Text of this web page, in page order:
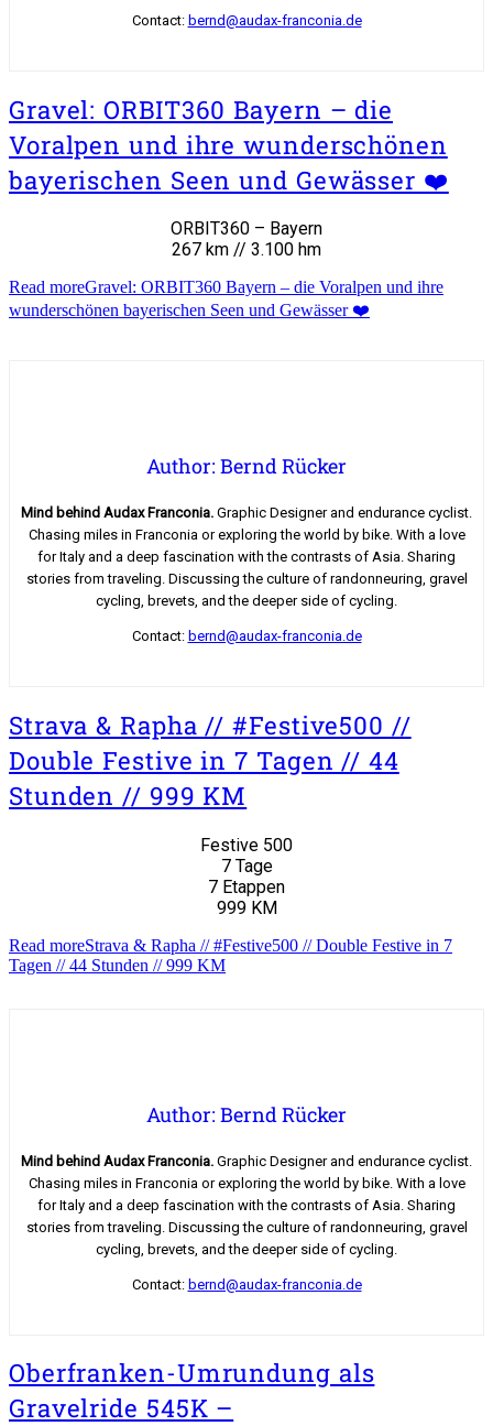
Contact: bernd@audax-franconia.de
Gravel: ORBIT360 Bayern – die
Voralpen und ihre wunderschönen
bayerischen Seen und Gewässer ❤️
ORBIT360 – Bayern
267 km // 3.100 hm
Read moreGravel: ORBIT360 Bayern – die Voralpen und ihre
wunderschönen bayerischen Seen und Gewässer ❤️
Author: Bernd Rücker
Mind behind Audax Franconia. Graphic Designer and endurance cyclist.
Chasing miles in Franconia or exploring the world by bike. With a love
for Italy and a deep fascination with the contrasts of Asia. Sharing
stories from traveling. Discussing the culture of randonneuring, gravel
cycling, brevets, and the deeper side of cycling.
Contact: bernd@audax-franconia.de
Strava & Rapha // #Festive500 //
Double Festive in 7 Tagen // 44
Stunden // 999 KM
Festive 500
7 Tage
7 Etappen
999 KM
Read moreStrava & Rapha // #Festive500 // Double Festive in 7
Tagen // 44 Stunden // 999 KM
Author: Bernd Rücker
Mind behind Audax Franconia. Graphic Designer and endurance cyclist.
Chasing miles in Franconia or exploring the world by bike. With a love
for Italy and a deep fascination with the contrasts of Asia. Sharing
stories from traveling. Discussing the culture of randonneuring, gravel
cycling, brevets, and the deeper side of cycling.
Contact: bernd@audax-franconia.de
Oberfranken-Umrundung als
Gravelride 545K –